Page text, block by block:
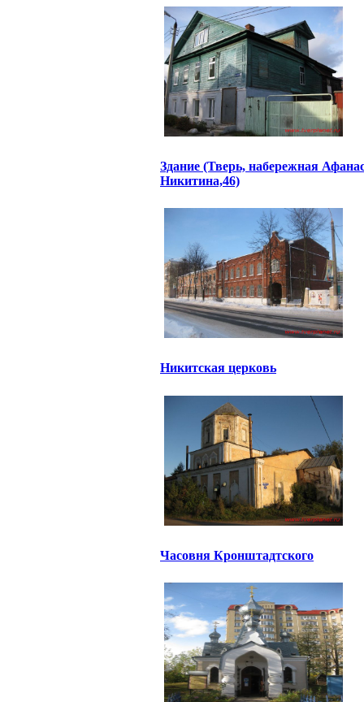
Здание (Тверь, набережная
Никитина,46)
Никитская церковь
Часовня Кронштадтского